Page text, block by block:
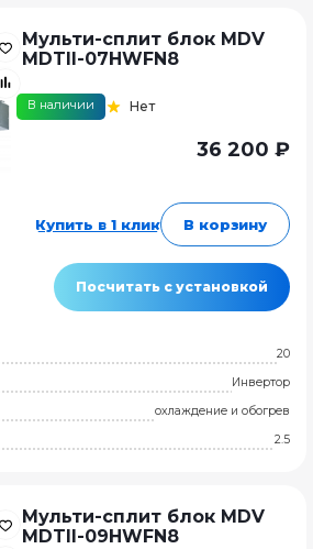
Мульти-сплит блок MDV
MDTII-07HWFN8
В наличии Нет
36 200 ₽
Купить в 1 клик В корзину
Посчитать с установкой
20
Инвертор
охлаждение и обогрев
2.5
Мульти-сплит блок MDV
MDTII-09HWFN8